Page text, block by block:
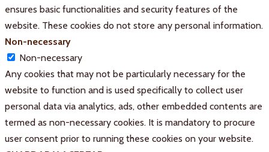
ensures basic functionalities and security features of the
website. These cookies do not store any personal information.
Non-necessary
Non-necessary
Any cookies that may not be particularly necessary for the
website to function and is used specifically to collect user
personal data via analytics, ads, other embedded contents are
termed as non-necessary cookies. It is mandatory to procure
user consent prior to running these cookies on your website.